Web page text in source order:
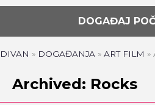
DOGAĐAJ
DIVAN » DOGAĐANJA » ART FILM »
Archived: Rocks